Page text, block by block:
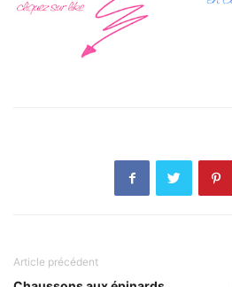
Article précédent